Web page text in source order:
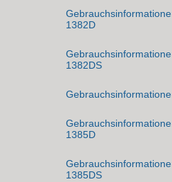
1382D
1382DS
1385D
1385DS